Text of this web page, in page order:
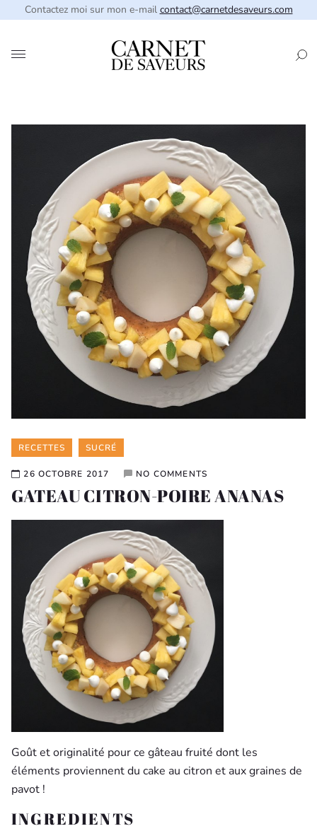
Contactez moi sur mon e-mail contact@carnetdesaveurs.com
Categories
RECETTES SUCRÉ
26 OCTOBRE 2017 NO COMMENTS
GATEAU CITRON-POIRE ANANAS
Goût et originalité pour ce gâteau fruité dont les
éléments proviennent du cake au citron et aux graines de
pavot !
INGREDIENTS